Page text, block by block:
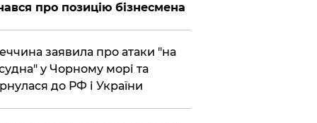
про позицію бізнесмена
заявила про атаки "на
судна" у Чорному морі та
до РФ і України